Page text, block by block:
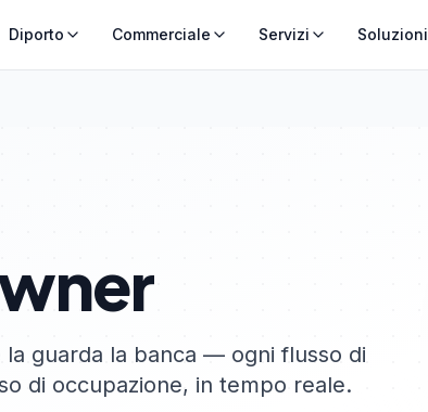
Diporto Commerciale Servizi Soluzioni
la guarda la banca — ogni flusso di
di occupazione, in tempo reale.